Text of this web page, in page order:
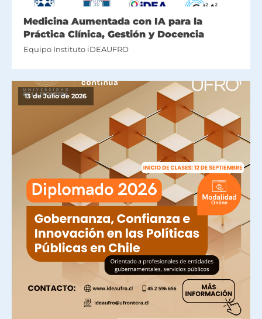
Medicina Aumentada con IA para la
Práctica Clínica, Gestión y Docencia
Equipo Instituto iDEAUFRO
13 de Julio de 2026